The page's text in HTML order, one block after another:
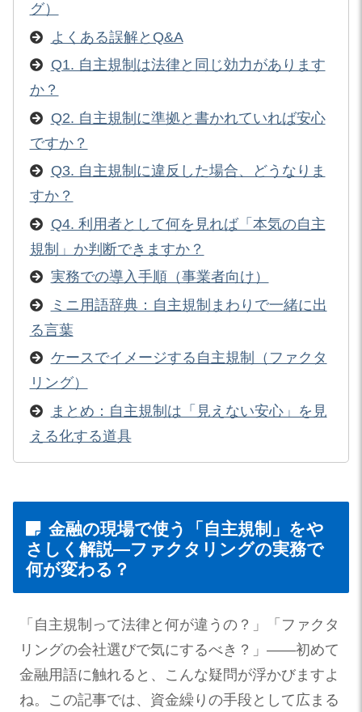
グ）
よくある誤解とQ&A
Q1. 自主規制は法律と同じ効力があります
か？
Q2. 自主規制に準拠と書かれていれば安心
ですか？
Q3. 自主規制に違反した場合、どうなりま
すか？
Q4. 利用者として何を見れば「本気の自主
規制」か判断できますか？
実務での導入手順（事業者向け）
ミニ用語辞典：自主規制まわりで一緒に出
る言葉
ケースでイメージする自主規制（ファクタ
リング）
まとめ：自主規制は「見えない安心」を見
える化する道具
金融の現場で使う「自主規制」をや
さしく解説—ファクタリングの実務で
何が変わる？
「自主規制って法律と何が違うの？」「ファクタ
リングの会社選びで気にするべき？」——初めて
金融用語に触れると、こんな疑問が浮かびますよ
ね。この記事では、資金繰りの手段として広まる